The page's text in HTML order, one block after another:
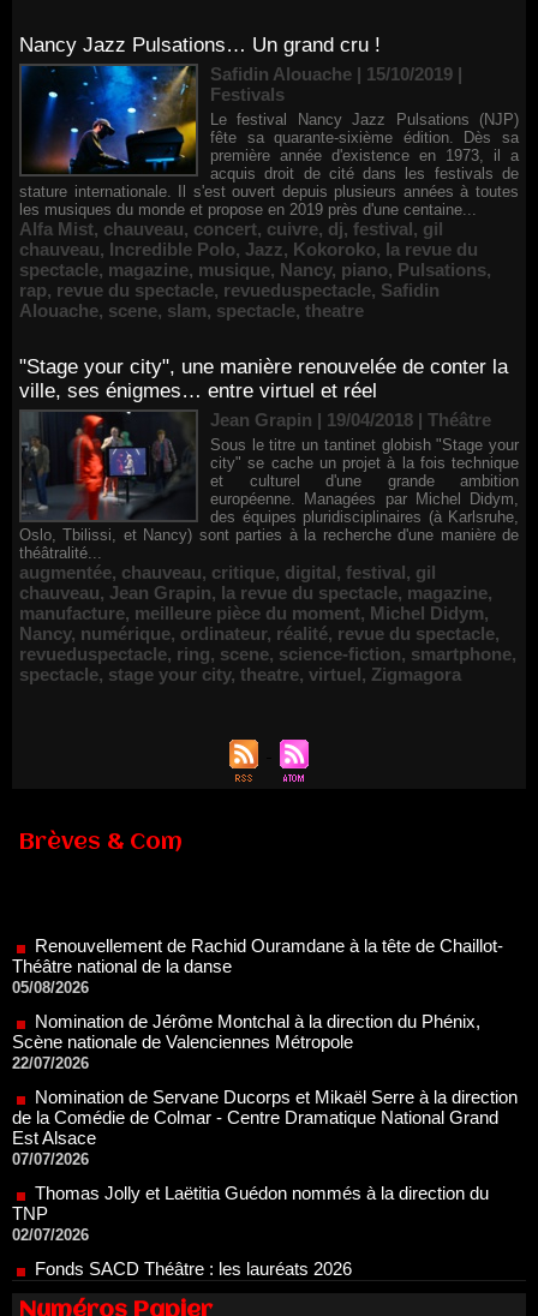
Nancy Jazz Pulsations… Un grand cru !
Safidin Alouache | 15/10/2019 |
Festivals
Le festival Nancy Jazz Pulsations (NJP)
fête sa quarante-sixième édition. Dès sa
première année d'existence en 1973, il a
acquis droit de cité dans les festivals de
stature internationale. Il s'est ouvert depuis plusieurs années à toutes
les musiques du monde et propose en 2019 près d'une centaine...
Alfa Mist, chauveau, concert, cuivre, dj, festival, gil
chauveau, Incredible Polo, Jazz, Kokoroko, la revue du
spectacle, magazine, musique, Nancy, piano, Pulsations,
rap, revue du spectacle, revueduspectacle, Safidin
Alouache, scene, slam, spectacle, theatre
"Stage your city", une manière renouvelée de conter la
ville, ses énigmes… entre virtuel et réel
Jean Grapin | 19/04/2018 | Théâtre
Sous le titre un tantinet globish "Stage your
city" se cache un projet à la fois technique
et culturel d'une grande ambition
européenne. Managées par Michel Didym,
des équipes pluridisciplinaires (à Karlsruhe,
Oslo, Tbilissi, et Nancy) sont parties à la recherche d'une manière de
théâtralité...
augmentée, chauveau, critique, digital, festival, gil
chauveau, Jean Grapin, la revue du spectacle, magazine,
manufacture, meilleure pièce du moment, Michel Didym,
Nancy, numérique, ordinateur, réalité, revue du spectacle,
revueduspectacle, ring, scene, science-fiction, smartphone,
spectacle, stage your city, theatre, virtuel, Zigmagora
Brèves & Com
05/08/2026
Nomination de Jérôme Montchal à la direction du Phénix,
Scène nationale de Valenciennes Métropole
22/07/2026
Nomination de Servane Ducorps et Mikaël Serre à la direction
de la Comédie de Colmar - Centre Dramatique National Grand
07/07/2026
Thomas Jolly et Laëtitia Guédon nommés à la direction du
TNP
02/07/2026
Fonds SACD Théâtre : les lauréats 2026
23/06/2026
Dispositif ARTCENA Écrire pour le cirque, les lauréats 2026 !
20/06/2026
Numéros Papier